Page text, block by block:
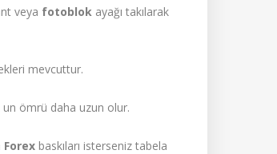
veya fotoblok ayağı takılarak
mevcuttur.
un ömrü daha uzun olur.
Forex baskıları isterseniz tabela